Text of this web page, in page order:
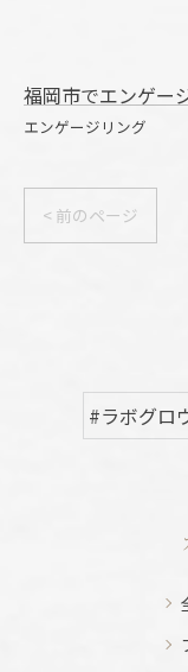
福岡市でエンゲー
エンゲージリング
< 前のページ
#ラボグロ